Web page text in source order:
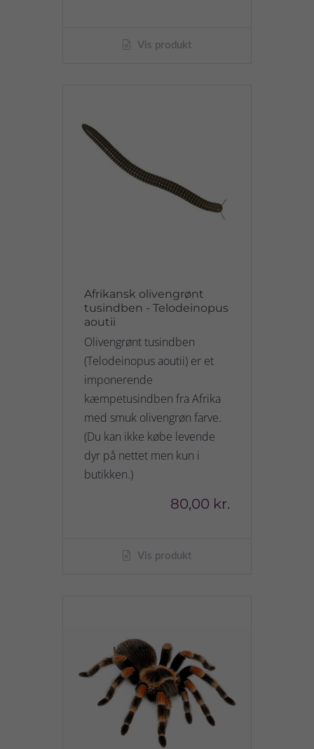
Vis produkt
Afrikansk olivengrønt
tusindben - Telodeinopus
aoutii
Olivengrønt tusindben
(Telodeinopus aoutii) er et
imponerende
kæmpetusindben fra Afrika
med smuk olivengrøn farve.
(Du kan ikke købe levende
dyr på nettet men kun i
butikken.)
80,00 kr.
Vis produkt